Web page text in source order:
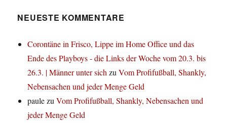
NEUESTE KOMMENTARE
Corontäne in Frisco, Lippe im Home Office und das
Ende des Playboys - die Links der Woche vom 20.3. bis
26.3. | Männer unter sichzuVom Profifußball, Shankly,
Nebensachen und jeder Menge Geld
paulezuVom Profifußball, Shankly, Nebensachen und
jeder Menge Geld